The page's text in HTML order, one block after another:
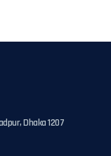
Dhaka 1207